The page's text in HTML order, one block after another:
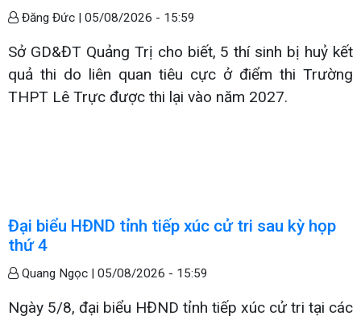
Đăng Đức | 05/08/2026 - 15:59
Sở GD&ĐT Quảng Trị cho biết, 5 thí sinh bị huỷ kết
quả thi do liên quan tiêu cực ở điểm thi Trường
THPT Lê Trực được thi lại vào năm 2027.
Đại biểu HĐND tỉnh tiếp xúc cử tri sau kỳ họp
thứ 4
Quang Ngọc | 05/08/2026 - 15:59
Ngày 5/8, đại biểu HĐND tỉnh tiếp xúc cử tri tại các